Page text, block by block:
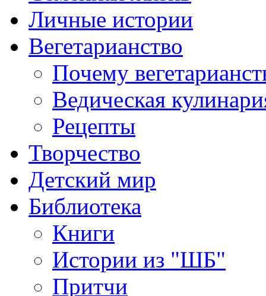
Личные истории
Вегетарианство
Почему
Ведическая
Рецепты
Творчество
Детский мир
Библиотека
Книги
Истории из "ШБ"
Притчи